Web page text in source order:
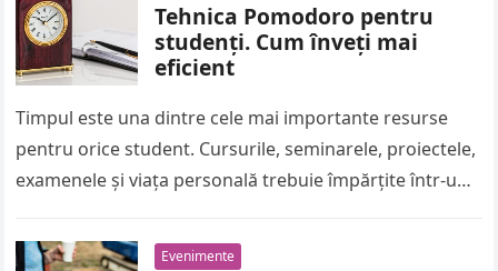
Tehnica Pomodoro pentru
studenți. Cum înveți mai
eficient
Timpul este una dintre cele mai importante resurse
pentru orice student. Cursurile, seminarele, proiectele,
examenele și viața personală trebuie împărțite într-un
Evenimente